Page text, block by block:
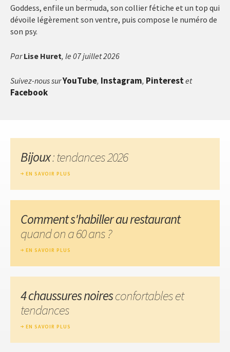
Goddess, enfile un bermuda, son collier fétiche et un top qui
dévoile légèrement son ventre, puis compose le numéro de
son psy.
ParLise Huret, le 07 juillet 2026
Suivez-nous surYouTube, Instagram, Pinterestet
Facebook
Bijoux: tendances 2026
EN SAVOIR PLUS
Comment s'habiller au restaurant
quand on a 60 ans ?
EN SAVOIR PLUS
4 chaussures noiresconfortables et
tendances
EN SAVOIR PLUS